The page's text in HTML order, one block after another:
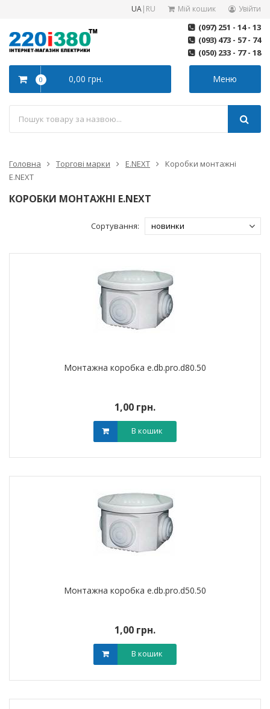
UA| RU Мій кошик Увійти
(097) 251 - 14 - 13
(093) 473 - 57 - 74
(050) 233 - 77 - 18
Меню
0 0,00 грн.
Головна Торгові марки E.NEXT
Коробки монтажні
E.NEXT
КОРОБКИ МОНТАЖНІ E.NEXT
Сортування:
Монтажна коробка e.db.pro.d80.50
1,00 грн.
В кошик
Монтажна коробка e.db.pro.d50.50
1,00 грн.
В кошик